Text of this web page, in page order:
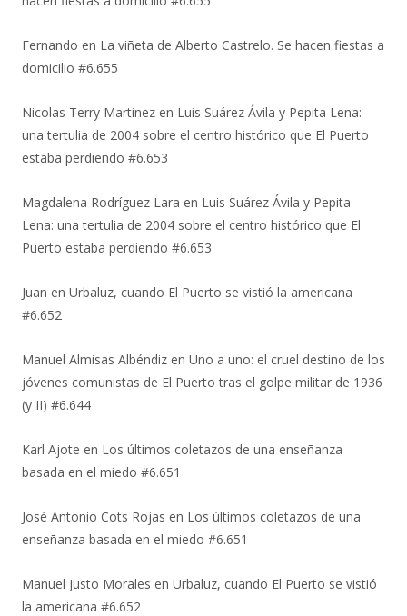
Fernando en La viñeta de Alberto Castrelo. Se hacen fiestas a
domicilio #6.655
Nicolas Terry Martinez en Luis Suárez Ávila y Pepita Lena:
una tertulia de 2004 sobre el centro histórico que El Puerto
estaba perdiendo #6.653
Magdalena Rodríguez Lara en Luis Suárez Ávila y Pepita
Lena: una tertulia de 2004 sobre el centro histórico que El
Puerto estaba perdiendo #6.653
Juan en Urbaluz, cuando El Puerto se vistió la americana
#6.652
Manuel Almisas Albéndiz en Uno a uno: el cruel destino de los
jóvenes comunistas de El Puerto tras el golpe militar de 1936
(y II) #6.644
Karl Ajote en Los últimos coletazos de una enseñanza
basada en el miedo #6.651
José Antonio Cots Rojas en Los últimos coletazos de una
enseñanza basada en el miedo #6.651
Manuel Justo Morales en Urbaluz, cuando El Puerto se vistió
la americana #6.652